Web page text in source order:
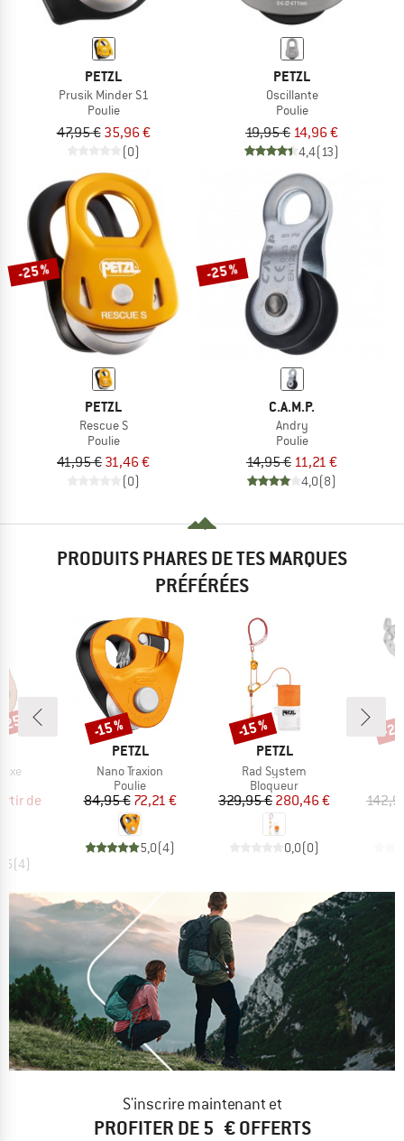
PETZL
Prusik Minder S1
Poulie
47,95 € 35,96 €
(0)
PETZL
Oscillante
Poulie
19,95 € 14,96 €
4,4(13)
-25 %
PETZL
Rescue S
Poulie
41,95 € 31,46 €
(0)
-25 %
C.A.M.P.
Andry
Poulie
14,95 € 11,21 €
4,0(8)
PRODUITS PHARES DE TES MARQUES
PRÉFÉRÉES
réduit
de
(4)
%
MARQUE
PETZL
Article
Nano Traxion
Product group
Poulie
Prix
84,95 €Prix réduit
72,21 €
5,0(4)
Remise
-15 %
MARQUE
PETZL
Article
Rad System
Product group
Bloqueur
Prix
329,95 € Prix réduit
280,46 €
0,0(0)
Remise
-15 % -
S'inscrire maintenant et
PROFITER DE 5 € OFFERTS